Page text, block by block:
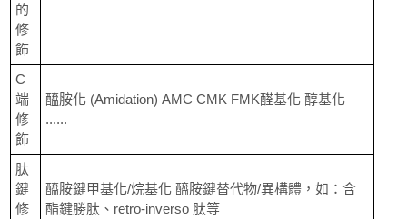
的
修
飾
C
端
修
飾
醯胺化 (Amidation) AMC CMK FMK醛基化 醇基化
......
肽
鍵
修
醯胺鍵甲基化/烷基化 醯胺鍵替代物/異構體，如：含
酯鍵勝肽、retro-inverso 肽等